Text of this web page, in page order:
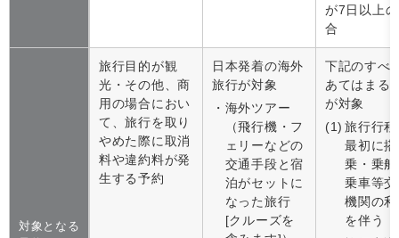
が7日以上
合
対象となる
旅行目的が観
光・その他、商
用の場合におい
て、旅行を取り
やめた際に取消
料や違約料が発
生する予約
日本発着の海外
旅行が対象
海外ツアー
（飛行機・フ
ェリーなどの
交通手段と宿
泊がセットに
なった旅行
[クルーズを
下記のすべ
あてはまる
が対象
旅行行
最初に搭
乗・乗
乗車等
機関の
を伴う